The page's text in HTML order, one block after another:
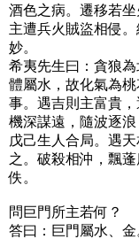
酒色之病。遷移若
主遭兵火賊盜相侵
妙。
希夷先生曰：貪狼
體屬水，故化氣為
事。遇吉則主富貴
機深謀遠，隨波逐
戊己生人合局。遇
之。破殺相沖，飄
佚。
問巨門所主若何？
答曰：巨門屬水、